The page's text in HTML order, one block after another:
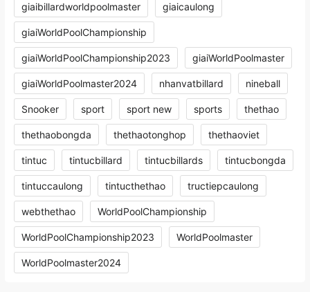
giaibillardworldpoolmaster giaicaulong
giaiWorldPoolChampionship
giaiWorldPoolChampionship2023 giaiWorldPoolmaster
giaiWorldPoolmaster2024 nhanvatbillard nineball
Snooker sport sport new sports thethao
thethaobongda thethaotonghop thethaoviet
tintuc tintucbillard tintucbillards tintucbongda
tintuccaulong tintucthethao tructiepcaulong
webthethao WorldPoolChampionship
WorldPoolChampionship2023 WorldPoolmaster
WorldPoolmaster2024